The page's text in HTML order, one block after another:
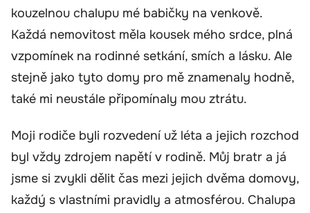
kouzelnou chalupu mé babičky na venkově.
Každá nemovitost měla kousek mého srdce, plná
vzpomínek na rodinné setkání, smích a lásku. Ale
stejně jako tyto domy pro mě znamenaly hodně,
také mi neustále připomínaly mou ztrátu.
Moji rodiče byli rozvedení už léta a jejich rozchod
byl vždy zdrojem napětí v rodině. Můj bratr a já
jsme si zvykli dělit čas mezi jejich dvěma domovy,
každý s vlastními pravidly a atmosférou. Chalupa